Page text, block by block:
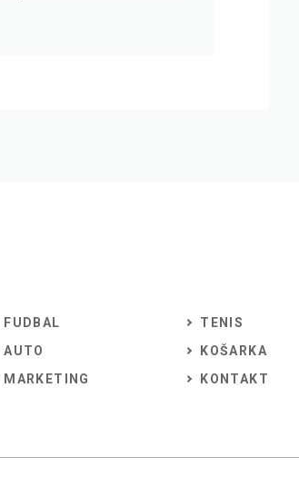
FUDBAL
AUTO
MARKETING
TENIS
KOŠARKA
KONTAKT